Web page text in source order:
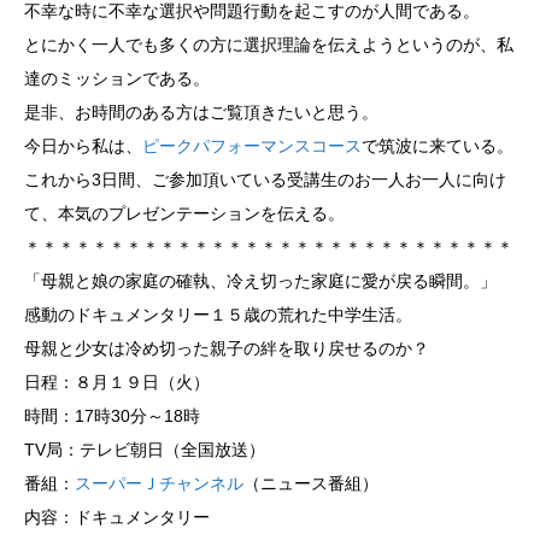
不幸な時に不幸な選択や問題行動を起こすのが人間である。
とにかく一人でも多くの方に選択理論を伝えようというのが、私
達のミッションである。
是非、お時間のある方はご覧頂きたいと思う。
今日から私は、
ピークパフォーマンスコースで筑波に来ている。
これから3日間、ご参加頂いている受講生のお一人お一人に向け
て、本気のプレゼンテーションを伝える。
＊＊＊＊＊＊＊＊＊＊＊＊＊＊＊＊＊＊＊＊＊＊＊＊＊＊＊＊＊
「母親と娘の家庭の確執、冷え切った家庭に愛が戻る瞬間。」
感動のドキュメンタリー１５歳の荒れた中学生活。
母親と少女は冷め切った親子の絆を取り戻せるのか？
日程：８月１９日（火）
時間：17時30分～18時
TV局：テレビ朝日（全国放送）
番組： スーパーＪチャンネル （ニュース番組）
内容：ドキュメンタリー